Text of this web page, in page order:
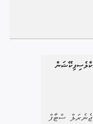
ކްލެސިފިކޭޝަން
ޖެނެރަލް ސްޓާފް